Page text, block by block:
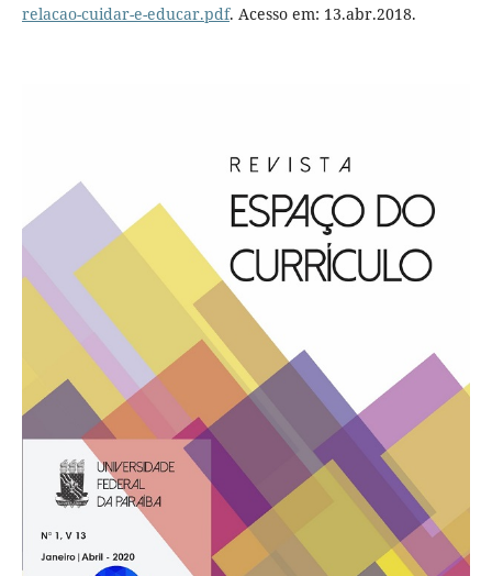
relacao-cuidar-e-educar.pdf. Acesso em: 13.abr.2018.